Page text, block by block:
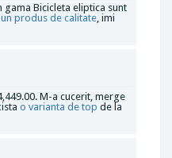
Bicicleta eliptica sunt
un produs de calitate, imi
M-a cucerit, merge
o varianta de top de la